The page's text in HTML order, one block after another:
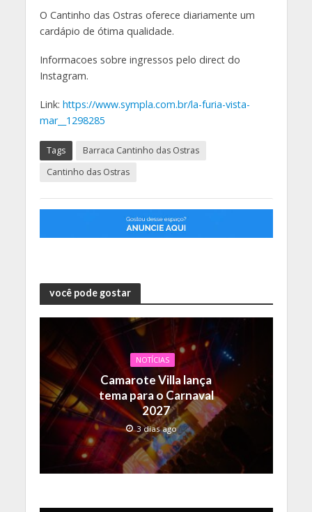
O Cantinho das Ostras oferece diariamente um
cardápio de ótima qualidade.
Informacoes sobre ingressos pelo direct do
Instagram.
Link: https://www.sympla.com.br/la-furia-vista-
mar__1298285
Tags
Barraca Cantinho das Ostras
Cantinho das Ostras
você pode gostar
NOTÍCIAS
Camarote Villa lança
tema para o Carnaval
2027
3 dias ago